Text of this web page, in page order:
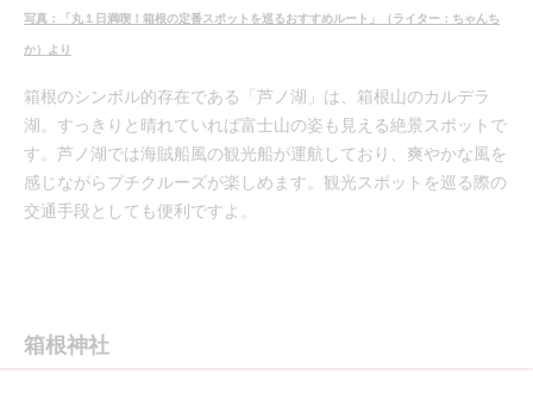
写真：「丸１日満喫！箱根の定番スポットを巡るおすすめルート」（ライター：ちゃんち
か）より
箱根のシンボル的存在である「芦ノ湖」は、箱根山のカルデラ
湖。すっきりと晴れていれば富士山の姿も見える絶景スポットで
す。芦ノ湖では海賊船風の観光船が運航しており、爽やかな風を
感じながらプチクルーズが楽しめます。観光スポットを巡る際の
交通手段としても便利ですよ。
箱根神社